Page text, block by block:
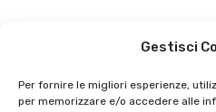
Gestisci
Per fornire le migliori esperienze,
per memorizzare e/o accedere alle
Privacy policy